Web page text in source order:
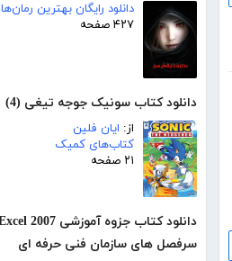
دانلود رایگان بهترین رمان‌ها
۴۲۷ صفحه
دانلود کتاب سونیک جوجه تیغی (4)
از: ایان فلین
کتاب‌های کمیک
۲۱ صفحه
سرفصل های سازمان فنی حرفه ای